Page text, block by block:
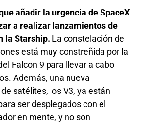
añadir la urgencia de SpaceX
a realizar lanzamientos de
la Starship. La constelación de
está muy constreñida por la
Falcon 9 para llevar a cabo
Además, una nueva
satélites, los V3, ya están
ser desplegados con el
en mente, y no son